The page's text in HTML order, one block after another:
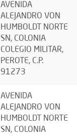
AVENIDA
ALEJANDRO VON
HUMBOLDT NORTE
SN, COLONIA
COLEGIO MILITAR,
PEROTE, C.P.
91273
AVENIDA
ALEJANDRO VON
HUMBOLDT NORTE
SN, COLONIA